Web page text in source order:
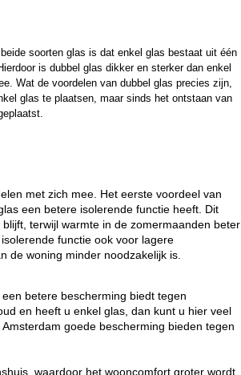
soorten glas is dat enkel glas bestaat uit één
is dubbel glas dikker en sterker dan enkel
Wat de voordelen van dubbel glas precies zijn,
glas te plaatsen, maar sinds het ontstaan van
met zich mee. Het eerste voordeel van
een betere isolerende functie heeft. Dit
terwijl warmte in de zomermaanden beter
functie ook voor lagere
de woning minder noodzakelijk is.
betere bescherming biedt tegen
en heeft u enkel glas, dan kunt u hier veel
goede bescherming bieden tegen
waardoor het wooncomfort groter wordt.